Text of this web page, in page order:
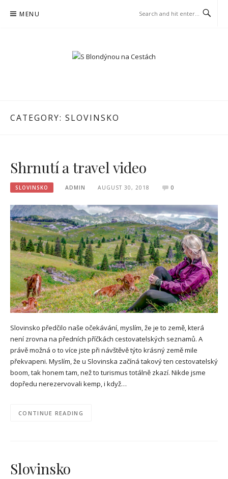
MENU
CATEGORY: SLOVINSKO
Shrnutí a travel video
SLOVINSKO ADMIN AUGUST 30, 2018 0
Slovinsko předčilo naše očekávání, myslím, že je to země, která
není zrovna na předních příčkách cestovatelských seznamů. A
právě možná o to více jste při návštěvě týto krásný země mile
překvapeni. Myslím, že u Slovinska začíná takový ten cestovatelský
boom, tak honem tam, než to turismus totálně zkazí. Nikde jsme
dopředu nerezervovali kemp, i když…
CONTINUE READING
Slovinsko